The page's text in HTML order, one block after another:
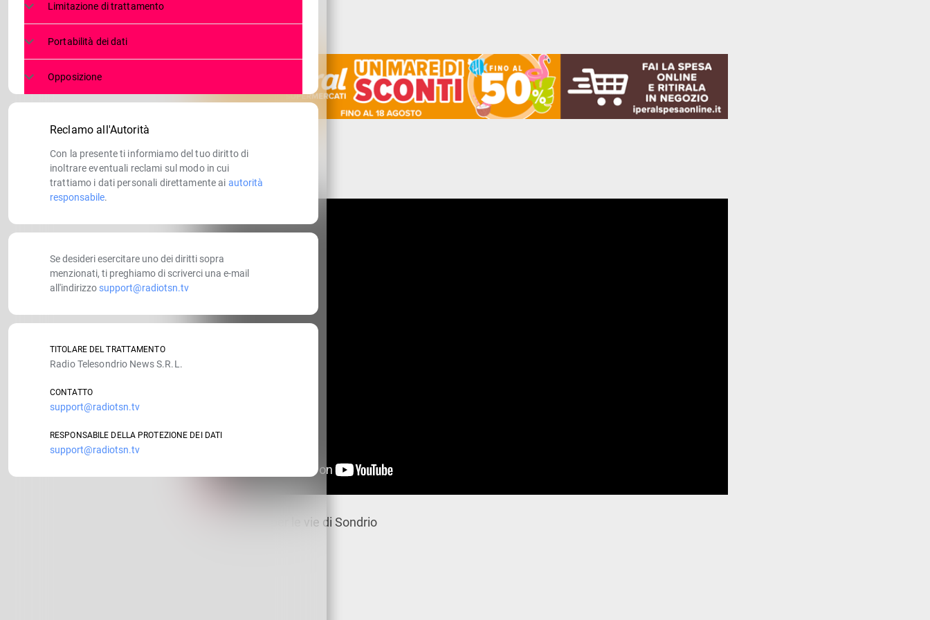
Sassi dipinti per le vie di Sondrio
Limitazione di trattamento
Portabilità dei dati
Opposizione
Reclamo all'Autorità
Con la presente ti informiamo del tuo diritto di
inoltrare eventuali reclami sul modo in cui
trattiamo i dati personali direttamente ai autorità
responsabile.
Se desideri esercitare uno dei diritti sopra
menzionati, ti preghiamo di scriverci una e-mail
all'indirizzo support@radiotsn.tv
TITOLARE DEL TRATTAMENTO
Radio Telesondrio News S.R.L.
CONTATTO
support@radiotsn.tv
RESPONSABILE DELLA PROTEZIONE DEI DATI
support@radiotsn.tv